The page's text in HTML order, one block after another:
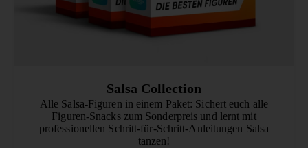
Salsa Collection
Alle Salsa-Figuren in einem Paket: Sichert euch alle
Figuren-Snacks zum Sonderpreis und lernt mit
professionellen Schritt-für-Schritt-Anleitungen Salsa
tanzen!